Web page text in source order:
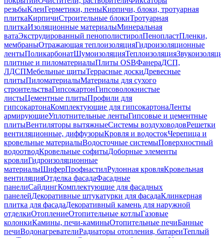
резьбыКлеиГерметики, пеныКирпичи, блоки, тротуарная
плиткаКирпичиСтроительные блокиТротуарная
плиткаИзоляционные материалыМинеральная
ватаЭкструдированный пенополистиролПенопластПленки,
мембраныОтражающая теплоизоляцияГидроизоляционные
лентыПоликарбонатШумоизоляцияТеплоизоляция
плитные и пиломатериалыПлиты OSBФанераДСП,
ЛДСПМебельные щитыТеррасные доскиДревесные
плитыПиломатериалыМатериалы для сухого
строительстваГипсокартонГипсоволокнистые
листыЦементные плитыПрофили для
гипсокартонаКомплектующие для гипсокартонаЛенты
армирующиеУплотнительные лентыГипсовые и цементные
плитыВентиляторы вытяжныеСистемы воздуховодовРешетки
вентиляционные, диффузорыКровля и водостокЧерепица и
кровельные материалыВодосточные системыПоверхностный
водоотводКровельные софитыДоборные элементы
кровлиГидроизоляционные
материалыШиферПрофнастилРулонная кровляКровельная
вентиляцияОтделка фасадаФасадные
панелиСайдингКомплектующие для фасадных
панелейДекоративные штукатурки для фасадаКлинкерная
плитка для фасадаДекоративный камень для наружной
отделкиОтоплениеОтопительные котлыГазовые
колонкиКамины, печи-каминыОтопительные печиБанные
печиВодонагревателиРадиаторы отопления, батареиТеплый